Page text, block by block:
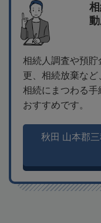
相続人調査や預
更、相続放棄など
相続にまつわる
おすすめです。
秋田 山本郡